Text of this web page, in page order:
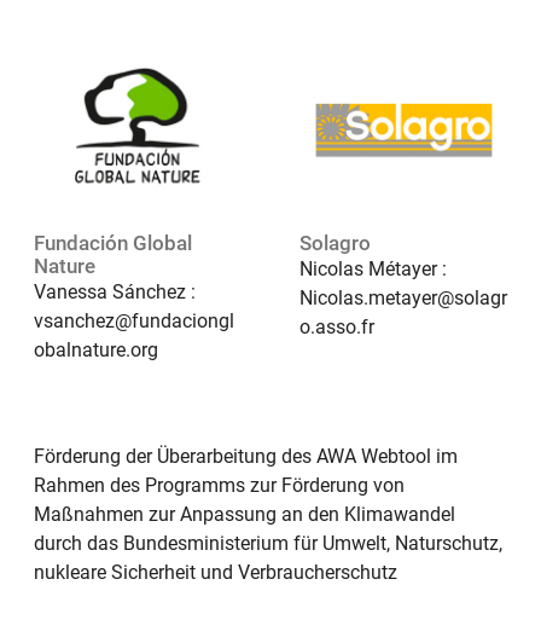
Fundación Global
Nature
Vanessa Sánchez :
vsanchez@fundaciongl
obalnature.org
Solagro
Nicolas Métayer :
Nicolas.metayer@solagr
o.asso.fr
Förderung der Überarbeitung des AWA Webtool im
Rahmen des Programms zur Förderung von
Maßnahmen zur Anpassung an den Klimawandel
durch das Bundesministerium für Umwelt, Naturschutz,
nukleare Sicherheit und Verbraucherschutz